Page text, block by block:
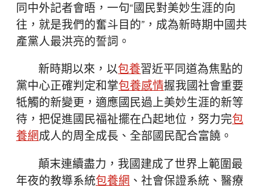
同中外記者會晤，一句“國民對美妙生涯的向
往，就是我們的奮斗目的”，成為新時期中國共
產黨人最洪亮的誓詞。
新時期以來，以包養習近平同道為焦點的
黨中心正確判定和掌包養感情握我國社會重要
牴觸的新變更，適應國民過上美妙生涯的新等
待，把促進國民福祉擺在凸起地位，努力完包
養網成人的周全成長、全部國民配合富饒。
顛末連續盡力，我國建成了世界上範圍最
年夜的教導系統包養網、社會保證系統、醫療